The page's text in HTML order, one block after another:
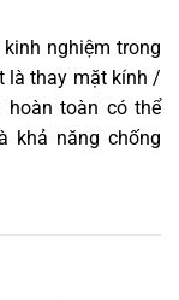
nghiệm trong
là thay mặt kính /
hoàn toàn có thể
khả năng chống